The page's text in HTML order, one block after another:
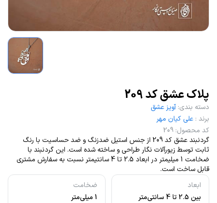
پلاک عشق کد 209
ابعاد
بین 2.5 تا 4 سانتی‌متر
ضخامت
1 میلی‌متر
دسته بندی: آویز عشق
برند : علی کیان مهر
کد محصول:
209
گردنبند عشق کد 209 از جنس استیل ضدزنگ و ضد حساسیت با رنگ
ثابت توسط زیورآلات نگار طراحی و ساخته شده است. این گردنبند با
ضخامت 1 میلیمتر در ابعاد 2.5 تا 4 سانتیمتر نسبت به سفارش مشتری
قابل ساخت است.